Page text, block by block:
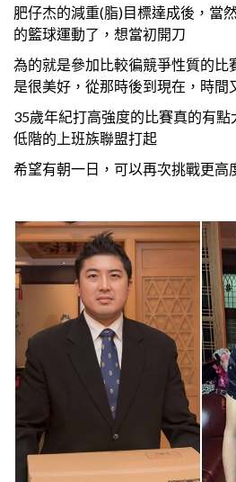
肥仔杰的減重(脂)目標達成後，當
的籃球運動了，想當初開刀
為的就是參加比較徧競爭性質的比
是很美好，從那時後到現在，時間
35歲年紀打高強度的比賽真的有點
低階的上班族聯盟打起
希望有朝一日，可以再次挑戰更高